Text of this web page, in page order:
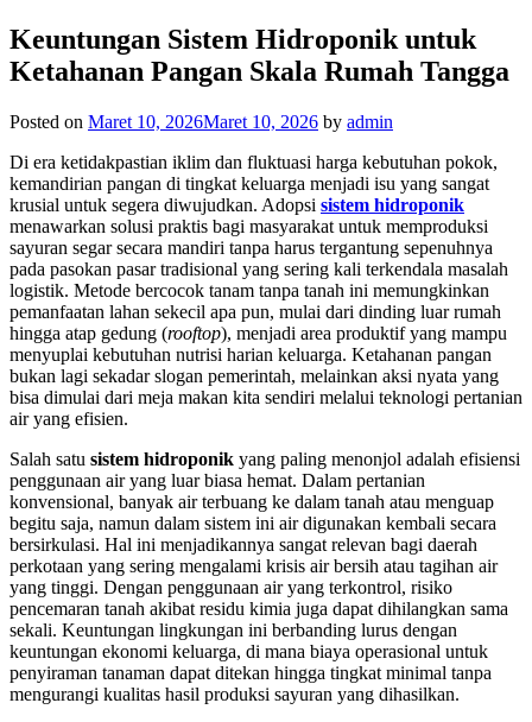
Keuntungan Sistem Hidroponik untuk
Ketahanan Pangan Skala Rumah Tangga
Posted on Maret 10, 2026Maret 10, 2026 by admin
Di era ketidakpastian iklim dan fluktuasi harga kebutuhan pokok,
kemandirian pangan di tingkat keluarga menjadi isu yang sangat
krusial untuk segera diwujudkan. Adopsi sistem hidroponik
menawarkan solusi praktis bagi masyarakat untuk memproduksi
sayuran segar secara mandiri tanpa harus tergantung sepenuhnya
pada pasokan pasar tradisional yang sering kali terkendala masalah
logistik. Metode bercocok tanam tanpa tanah ini memungkinkan
pemanfaatan lahan sekecil apa pun, mulai dari dinding luar rumah
hingga atap gedung (rooftop), menjadi area produktif yang mampu
menyuplai kebutuhan nutrisi harian keluarga. Ketahanan pangan
bukan lagi sekadar slogan pemerintah, melainkan aksi nyata yang
bisa dimulai dari meja makan kita sendiri melalui teknologi pertanian
air yang efisien.
Salah satu sistem hidroponik yang paling menonjol adalah efisiensi
penggunaan air yang luar biasa hemat. Dalam pertanian
konvensional, banyak air terbuang ke dalam tanah atau menguap
begitu saja, namun dalam sistem ini air digunakan kembali secara
bersirkulasi. Hal ini menjadikannya sangat relevan bagi daerah
perkotaan yang sering mengalami krisis air bersih atau tagihan air
yang tinggi. Dengan penggunaan air yang terkontrol, risiko
pencemaran tanah akibat residu kimia juga dapat dihilangkan sama
sekali. Keuntungan lingkungan ini berbanding lurus dengan
keuntungan ekonomi keluarga, di mana biaya operasional untuk
penyiraman tanaman dapat ditekan hingga tingkat minimal tanpa
mengurangi kualitas hasil produksi sayuran yang dihasilkan.